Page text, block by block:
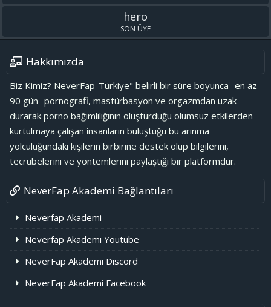
hero
SON ÜYE
Hakkımızda
Biz Kimiz? NeverFap-Türkiye" belirli bir süre boyunca -en az
90 gün- pornografi, mastürbasyon ve orgazmdan uzak
durarak porno bağımlılığının oluşturduğu olumsuz etkilerden
kurtulmaya çalışan insanların buluştuğu bu arınma
yolculuğundaki kişilerin birbirine destek olup bilgilerini,
tecrübelerini ve yöntemlerini paylaştığı bir platformdur.
NeverFap Akademi Bağlantıları
Neverfap Akademi
Neverfap Akademi Youtube
NeverFap Akademi Discord
NeverFap Akademi Facebook